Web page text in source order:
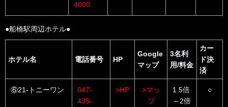
4000
●船橋駅周辺ホテル●
ホテル名 電話番号 HP
Google
マップ
3名利
用/料金
カー
ド決
済
⑥21-トニーワン
047-
435-
>HP
>マッ
プ
1.5倍
～2倍
○